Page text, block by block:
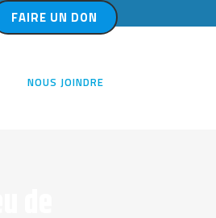
FAIRE UN DON
NOUS JOINDRE